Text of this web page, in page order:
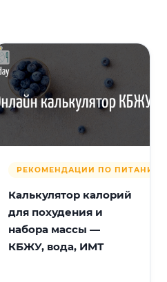
РЕКОМЕНДАЦИИ ПО ПИТАНИЮ
Калькулятор калорий
для похудения и
набора массы —
КБЖУ, вода, ИМТ